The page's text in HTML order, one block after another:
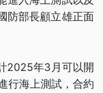
防部長顧立雄正面
2025年3月可以開
行海上測試，合約